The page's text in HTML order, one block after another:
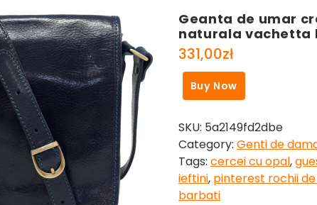
Geanta de umar
naturala vachetta
331,00zł
Buy Now
SKU: 5a2149fd2dbe
Category: Genti de
Tags: cercei cu opal,
ieftini, pinterest rochii
barbati